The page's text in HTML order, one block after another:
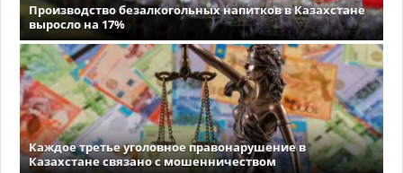
Производство безалкогольных напитков в Казахстане
выросло на 17%
Каждое третье уголовное правонарушение в
Казахстане связано с мошенничеством